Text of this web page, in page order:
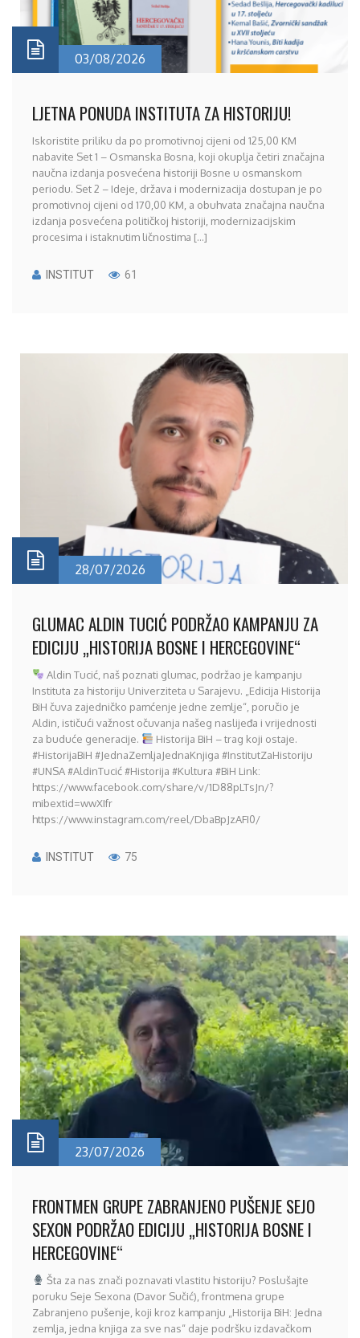
03/08/2026
LJETNA PONUDA INSTITUTA ZA HISTORIJU!
Iskoristite priliku da po promotivnoj cijeni od 125,00 KM
nabavite Set 1 – Osmanska Bosna, koji okuplja četiri značajna
naučna izdanja posvećena historiji Bosne u osmanskom
periodu. Set 2 – Ideje, država i modernizacija dostupan je po
promotivnoj cijeni od 170,00 KM, a obuhvata značajna naučna
izdanja posvećena političkoj historiji, modernizacijskim
procesima i istaknutim ličnostima [...]
INSTITUT 61
28/07/2026
GLUMAC ALDIN TUCIĆ PODRŽAO KAMPANJU ZA
EDICIJU „HISTORIJA BOSNE I HERCEGOVINE“
Aldin Tucić, naš poznati glumac, podržao je kampanju
Instituta za historiju Univerziteta u Sarajevu. „Edicija Historija
BiH čuva zajedničko pamćenje jedne zemlje“, poručio je
Aldin, ističući važnost očuvanja našeg naslijeđa i vrijednosti
za buduće generacije.
Historija BiH – trag koji ostaje.
#HistorijaBiH #JednaZemljaJednaKnjiga #InstitutZaHistoriju
#UNSA #AldinTucić #Historija #Kultura #BiH Link:
https://www.facebook.com/share/v/1D88pLTsJn/?
mibextid=wwXIfr
https://www.instagram.com/reel/DbaBpJzAFI0/
INSTITUT 75
23/07/2026
FRONTMEN GRUPE ZABRANJENO PUŠENJE SEJO
SEXON PODRŽAO EDICIJU „HISTORIJA BOSNE I
HERCEGOVINE“
Šta za nas znači poznavati vlastitu historiju? Poslušajte
poruku Seje Sexona (Davor Sučić), frontmena grupe
Zabranjeno pušenje, koji kroz kampanju „Historija BiH: Jedna
zemlja, jedna knjiga za sve nas“ daje podršku izdavačkom